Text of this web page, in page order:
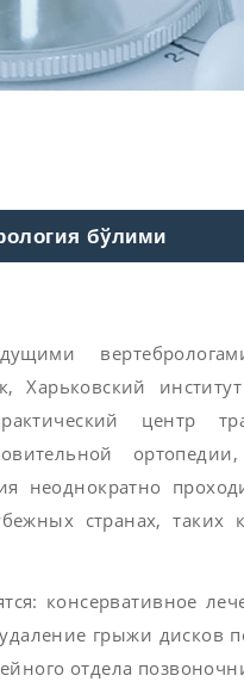
бўлими
Харьковский
центр
неоднократно
странах,
консервативное
грыжи дисков
отдела